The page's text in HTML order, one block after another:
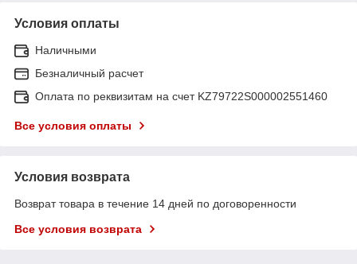
Условия оплаты
Наличными
Безналичный расчет
Оплата по реквизитам на счет KZ79722S000002551460
Все условия оплаты
Условия возврата
Возврат товара в течение 14 дней по договоренности
Все условия возврата